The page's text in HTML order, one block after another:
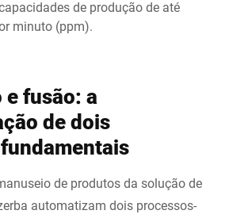
de produção de até
minuto (ppm).
fusão: a
de dois
de produtos da solução de
automatizam dois processos-